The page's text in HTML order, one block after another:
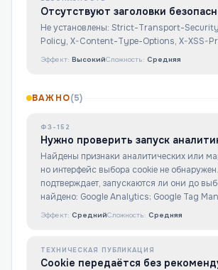
Отсутствуют заголовки
Не установлены: Strict-Transport-
Policy, X-Content-Type-Options, X-XSS-
Эффект: ВысокийСложность: Средняя
ВАЖНО(5)
ФЗ-152
Нужно проверить запуск
Найдены признаки аналитических или
но интерфейс выбора cookie не
подтверждает, запускаются ли они до
найдено: Google Analytics; Google Tag
Эффект: СреднийСложность: Средняя
ТЕХНИЧЕСКАЯ ПУБЛИКАЦИЯ
Cookie передаётся без